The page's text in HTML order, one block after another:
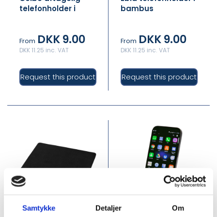
Samtykke Detaljer Om
telefonholder i
From DKK 9.00
DKK 11.25 inc. VAT
Request this product
bambus
From DKK 9.00
DKK 11.25 inc. VAT
Request this product
PFC-123490